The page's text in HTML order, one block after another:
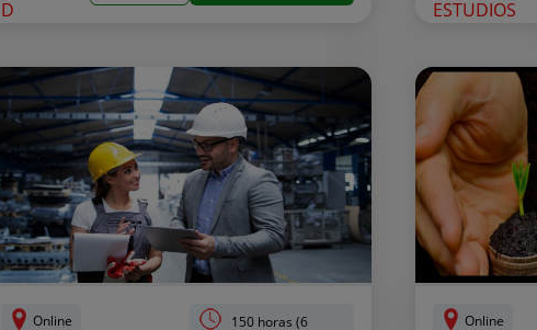
Online
150 horas (6
Online